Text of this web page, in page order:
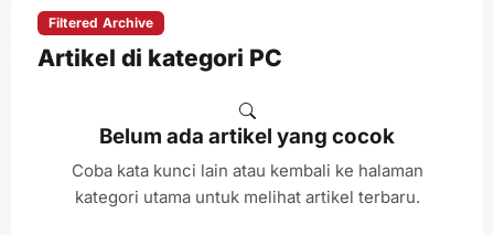
Filtered Archive
Artikel di kategori PC
Belum ada artikel yang cocok
Coba kata kunci lain atau kembali ke halaman
kategori utama untuk melihat artikel terbaru.